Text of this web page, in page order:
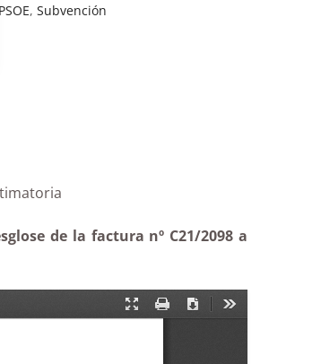
PSOE,Subvención
de la factura nº C21/2098 a